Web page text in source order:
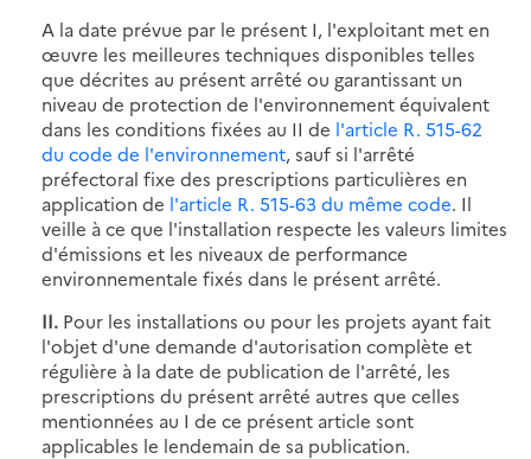
A la date prévue par le présent I, l'exploitant met en
œuvre les meilleures techniques disponibles telles
que décrites au présent arrêté ou garantissant un
niveau de protection de l'environnement équivalent
dans les conditions fixées au II de l'article R. 515-62
du code de l'environnement, sauf si l'arrêté
préfectoral fixe des prescriptions particulières en
application de l'article R. 515-63 du même code. Il
veille à ce que l'installation respecte les valeurs limites
d'émissions et les niveaux de performance
environnementale fixés dans le présent arrêté.
II. Pour les installations ou pour les projets ayant fait
l'objet d'une demande d'autorisation complète et
régulière à la date de publication de l'arrêté, les
prescriptions du présent arrêté autres que celles
mentionnées au I de ce présent article sont
applicables le lendemain de sa publication.